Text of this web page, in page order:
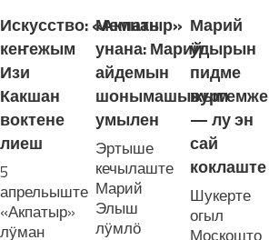
Искусство: «Акпатыр»
кеҥежым
Изи
Какшан
воктене
лиеш
5
апрельыште
«Акпатыр»
лӱман
Мемнан
унана: Марий
айдемын
шонымашыжым
умылен
Эртыше
кечылаште
Марий
Элыш
лӱмлӧ
Марий
ӱдырын
пидме
вургемже
— лу эн
сай
коклаште
Шукерте
огыл